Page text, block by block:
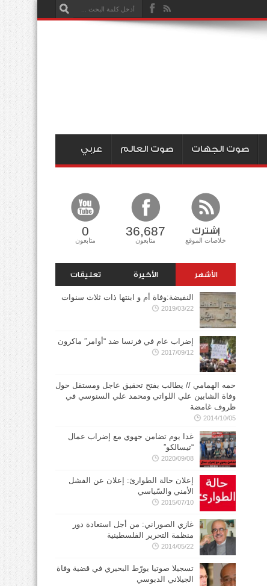
صوت الجهات صوت العالم عربي
إشترك
خلاصات الموقع
36,687
متابعون
0
متابعون
الأشهر الأخيرة تعليقات
النفيضة:وفاة أم و ابنتها ذات ثلاث سنوات
2019/03/22
إضراب عام في فرنسا ضد “أوامر” ماكرون
2017/09/12
حمه الهمامي // يطالب بفتح تحقيق عاجل ومستقل حول
وفاة الشابين علي اللواتي ومحمد علي السنوسي في
ظروف غامضة
2014/10/05
غدا يوم تضامن جهوي مع إضراب عمال
“تيسالكو”
2020/09/08
إعلان حالة الطوارئ: إعلان عن الفشل
الأمني والسّياسي
2015/07/10
غازي الصوراني: من أجل استعادة دور
منظمة التحرير الفلسطينية
2014/05/22
تسجيلا صوتيا يورّط البحيري في قضية وفاة
الجيلاني الدبوسي